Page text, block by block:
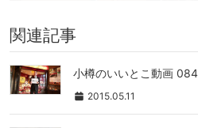
関連記事
小樽のいいとこ動画 084
2015.05.11